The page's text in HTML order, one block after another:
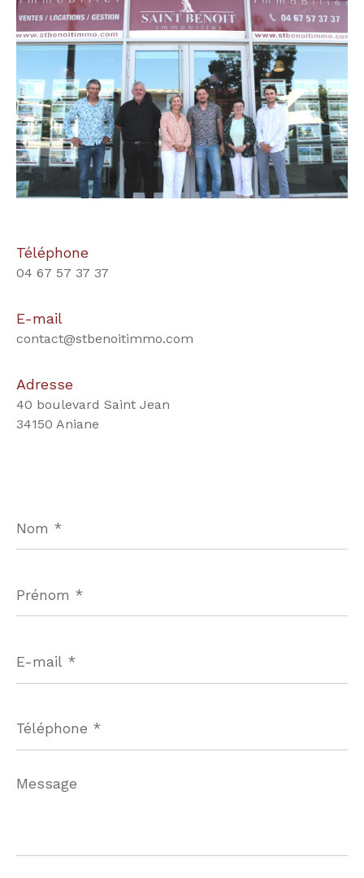
Téléphone
04 67 57 37 37
E-mail
contact@stbenoitimmo.com
Adresse
40 boulevard Saint Jean
34150 Aniane
*
*
mail
*
*
Message
*